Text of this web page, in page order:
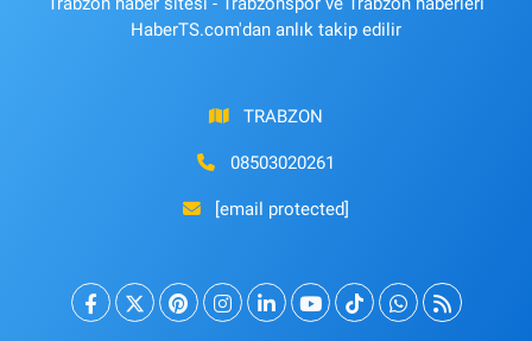
HaberTS.com'dan anlık takip edilir
TRABZON
08503020261
[email protected]